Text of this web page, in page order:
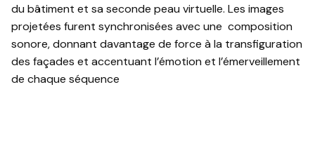
du bâtiment et sa seconde peau virtuelle. Les images
projetées furent synchronisées avec une composition
sonore, donnant davantage de force à la transfiguration
des façades et accentuant l’émotion et l’émerveillement
de chaque séquence